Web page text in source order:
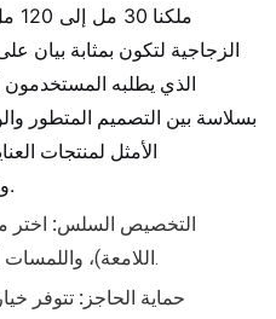
ملكنا 30 مل إلى 120 مل
الزجاجية لتكون بمثابة بيان
الذي يطلبه
بسلاسة بين التصميم المتطور
الأمثل لمنتجات
والمستحضرات ومنظفات البشرة.
التخصيص السلس: اختر
اللامعة)، واللمسات المعدنية، وتقنيات طباعة الشعار.
حماية الحاجز: تتوفر